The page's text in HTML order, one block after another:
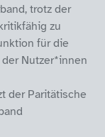
trotz der
zu
für die
Nutzer*innen
der Paritätische